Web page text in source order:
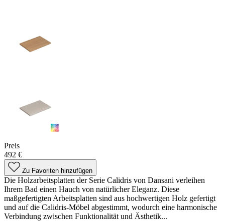
Preis
492 €
Zu Favoriten hinzufügen
Die Holzarbeitsplatten der Serie Calidris von Dansani verleihen
Ihrem Bad einen Hauch von natürlicher Eleganz. Diese
maßgefertigten Arbeitsplatten sind aus hochwertigen Holz gefertigt
und auf die Calidris-Möbel abgestimmt, wodurch eine harmonische
Verbindung zwischen Funktionalität und Ästhetik...